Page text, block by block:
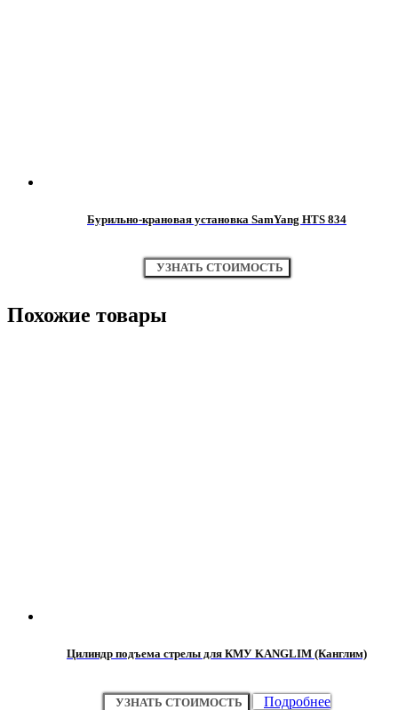
Бурильно-крановая установка SamYang HTS 834
УЗНАТЬ СТОИМОСТЬ
Похожие товары
Цилиндр подъема стрелы для КМУ KANGLIM (Канглим)
УЗНАТЬ СТОИМОСТЬ Подробнее